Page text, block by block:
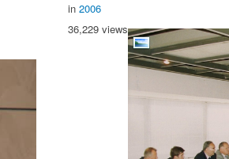
in 2006
36,229 views